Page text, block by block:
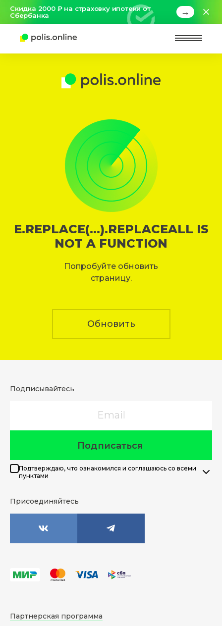
Скидка 2000 ₽ на страховку ипотеки от
Сбербанка
→
E.REPLACE(...).REPLACEALL IS
NOT A FUNCTION
Попробуйте обновить
страницу.
Обновить
Подписывайтесь
Подписаться
Подтверждаю, что ознакомился и соглашаюсь со всеми
пунктами
Присоединяйтесь
Партнерская программа